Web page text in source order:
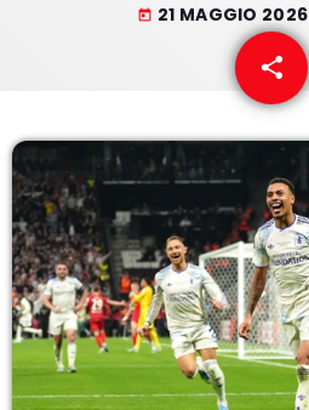
I VOLTI DELLA RADIO
LE NOTIZIE
CONTATTI
today 21 MAGGIO 2026
share
email